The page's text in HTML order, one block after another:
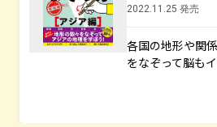
2022.11.25 発売
各国の地形や関
をなぞって脳も